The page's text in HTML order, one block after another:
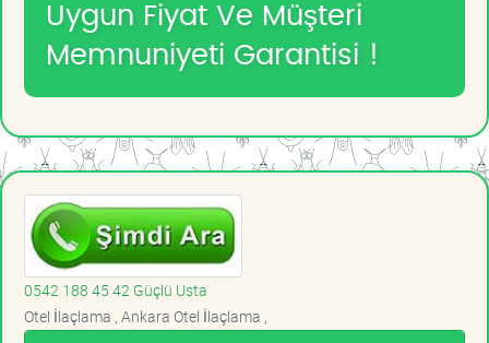
Uygun Fiyat Ve Müşteri
Memnuniyeti Garantisi !
0542 188 45 42 Güçlü Usta
Otel İlaçlama , Ankara Otel İlaçlama ,